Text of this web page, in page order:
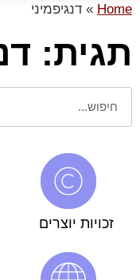
Home
» דנגיפמיני
תגית:
זכויות יוצרים